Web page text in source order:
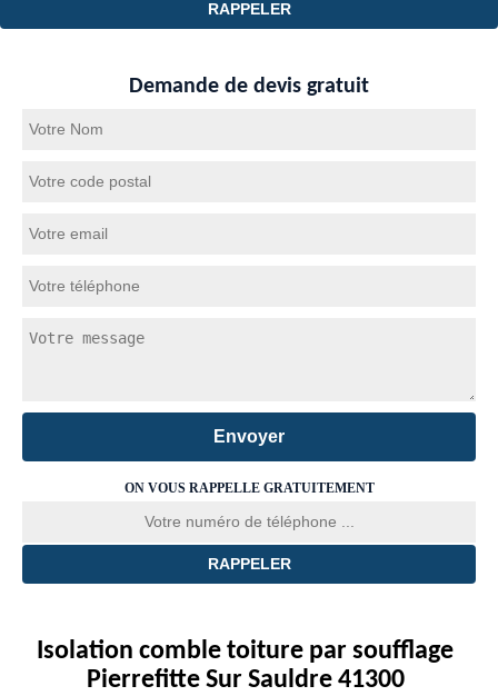
Demande de devis gratuit
ON VOUS RAPPELLE GRATUITEMENT
Isolation comble toiture par soufflage
Pierrefitte Sur Sauldre 41300